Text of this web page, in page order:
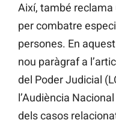
Així, també
per combatre
persones. En
nou paràgraf a
del Poder Judicial
l’Audiència
dels casos